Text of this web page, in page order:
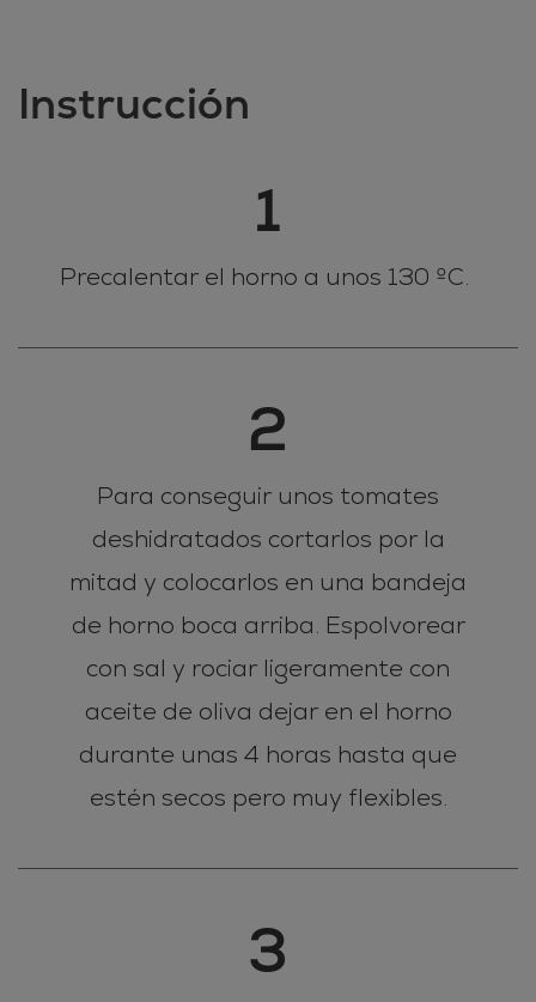
Instrucción
1
Precalentar el horno a unos 130 ºC.
2
Para conseguir unos tomates
deshidratados cortarlos por la
mitad y colocarlos en una bandeja
de horno boca arriba. Espolvorear
con sal y rociar ligeramente con
aceite de oliva dejar en el horno
durante unas 4 horas hasta que
estén secos pero muy flexibles.
3